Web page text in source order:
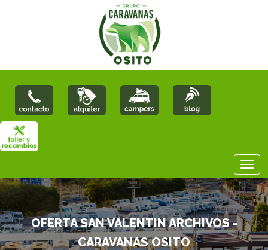
OFERTA SAN VALENTIN ARCHIVOS -
CARAVANAS OSITO